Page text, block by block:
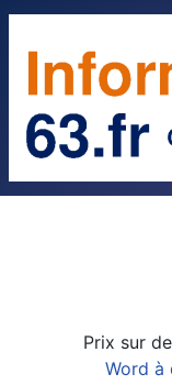
Prix sur
Word à